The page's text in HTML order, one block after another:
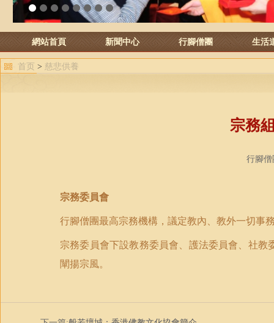
3 4 5 6 7 8
網站首頁 新聞中心 行腳僧團 生活
首页 > 慈悲供養
宗務
行腳僧
宗務委員會
行腳僧團最高宗務機構，議定教內、教外一切事
宗務委員會下設教務委員會、護法委員會、社
闡揚宗風。